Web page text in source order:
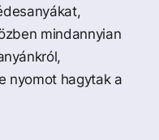
mindannyian
nyomot hagytak a